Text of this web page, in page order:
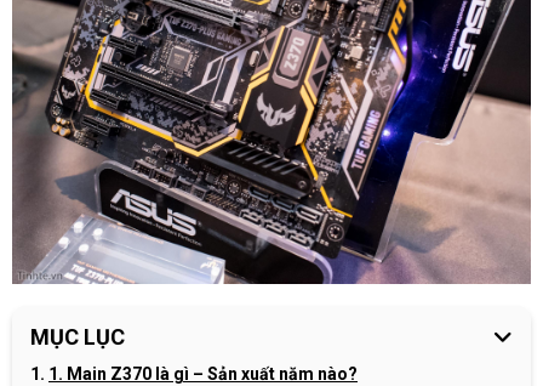
MỤC LỤC
1. Main Z370 là gì – Sản xuất năm nào?